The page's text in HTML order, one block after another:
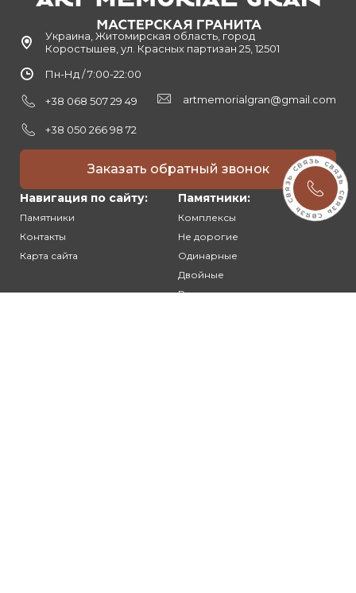
Украина, Житомирская область, город
Коростышев, ул. Красных партизан 25, 12501
Пн-Нд / 7:00-22:00
+38 068 507 29 49
+38 050 266 98 72
artmemorialgran@gmail.com
Заказать обратный звонок
Навигация по сайту:
Памятники
Контакты
Карта сайта
Памятники:
Комплексы
Не дорогие
Одинарные
Двойные
Резные